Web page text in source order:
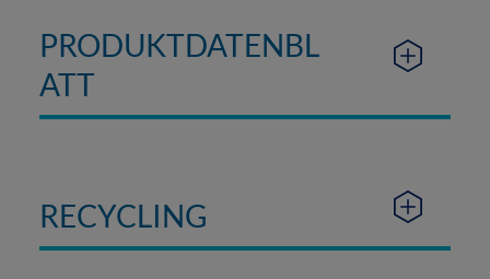
PRODUKTDATENBL
ATT
RECYCLING